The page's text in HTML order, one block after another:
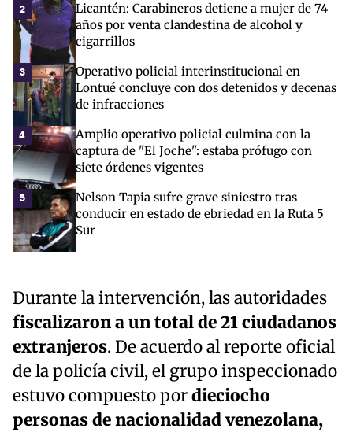
2
Licantén: Carabineros detiene a mujer de 74
años por venta clandestina de alcohol y
cigarrillos
3
Operativo policial interinstitucional en
Lontué concluye con dos detenidos y decenas
de infracciones
4
Amplio operativo policial culmina con la
captura de "El Joche": estaba prófugo con
siete órdenes vigentes
5
Nelson Tapia sufre grave siniestro tras
conducir en estado de ebriedad en la Ruta 5
Sur
Durante la intervención, las autoridades
fiscalizaron a un total de 21 ciudadanos
extranjeros. De acuerdo al reporte oficial
de la policía civil, el grupo inspeccionado
estuvo compuesto pordieciocho
personas de nacionalidad venezolana,